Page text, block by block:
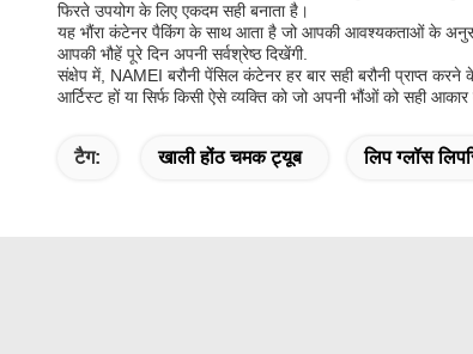
फिरते उपयोग के लिए एकदम सही बनाता है।
यह भौंरा कंटेनर पैकिंग के साथ आता है जो आपकी आवश्यकताओं के
आपकी भौहें पूरे दिन अपनी सर्वश्रेष्ठ दिखेंगी.
संक्षेप में, NAMEI बरौनी पेंसिल कंटेनर हर बार सही बरौनी प्राप्त
आर्टिस्ट हों या सिर्फ किसी ऐसे व्यक्ति को जो अपनी भौंओं को सही
टैग: खाली होंठ चमक ट्यूब लिप ग्लॉस